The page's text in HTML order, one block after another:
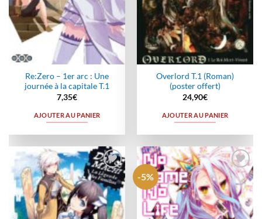
Re:Zero – 1er arc : Une
journée à la capitale T.1
7,35€
AJOUTER AU PANIER
Overlord T.1 (Roman)
(poster offert)
24,90€
AJOUTER AU PANIER
Ajouter
à la
wishlist
-5%
Ajouter
à la
wishlist